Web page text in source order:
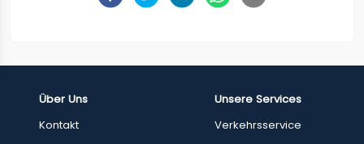
Über Uns
Kontakt
Unsere Services
Verkehrsservice